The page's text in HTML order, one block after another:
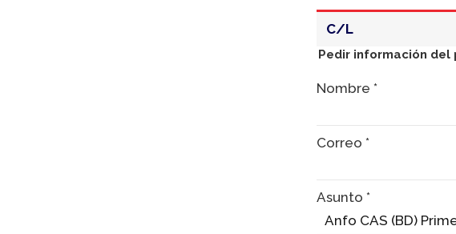
C/L
Pedir información del
Nombre *
Correo *
Asunto *